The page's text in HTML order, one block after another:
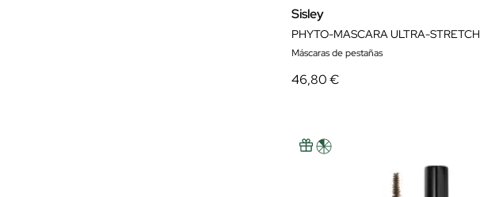
Sisley
PHYTO-MASCARA ULTRA-STRETCH
Máscaras de pestañas
46,80 €